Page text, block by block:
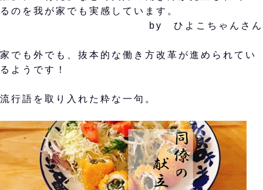
るのを我が家でも実感しています。
by ひよこちゃんさん
家でも外でも、抜本的な働き方改革が進められてい
るようです！
流行語を取り入れた粋な一句。